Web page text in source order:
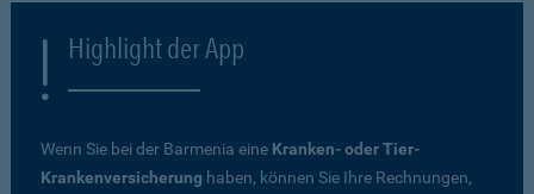
Highlight der App
Wenn Sie bei der Barmenia eine Kranken- oder Tier-
Krankenversicherung haben, können Sie Ihre Rechnungen,